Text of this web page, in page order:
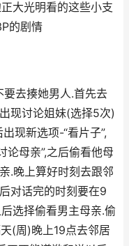
大光明看的这些小支
的剧情
要去揍她男人.首先去
现讨论姐妹(选择5次)
现新选项-“看片子”,
论母亲”,之后偷看他母
.晚上算好时刻去跟邻
对话完的时刻要在9
选择偷看男主母亲.偷
(周)晚上19点去邻居